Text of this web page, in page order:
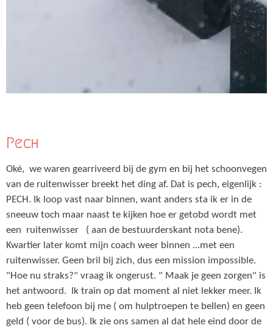
Pech
Oké, we waren gearriveerd bij de gym en bij het schoonvegen
van de ruitenwisser breekt het ding af. Dat is pech, eigenlijk :
PECH. Ik loop vast naar binnen, want anders sta ik er in de
sneeuw toch maar naast te kijken hoe er getobd wordt met
een ruitenwisser ( aan de bestuurderskant nota bene).
Kwartier later komt mijn coach weer binnen ...met een
ruitenwisser. Geen bril bij zich, dus een mission impossible.
"Hoe nu straks?" vraag ik ongerust. " Maak je geen zorgen" is
het antwoord. Ik train op dat moment al niet lekker meer. Ik
heb geen telefoon bij me ( om hulptroepen te bellen) en geen
geld ( voor de bus). Ik zie ons samen al dat hele eind door de